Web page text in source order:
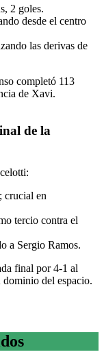
2 goles.
desde el centro
las derivas de
completó 113
de Xavi.
de la
crucial en
tercio contra el
a Sergio Ramos.
final por 4-1 al
del espacio.